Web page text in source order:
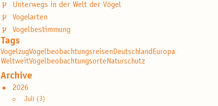
Unterwegs in der Welt der Vögel
Vogelarten
Vogelbestimmung
Tags
VogelzugVogelbeobachtungsreisenDeutschlandEuropa
WeltweitVogelbeobachtungsorteNaturschutz
Archive
2026
Juli (3)